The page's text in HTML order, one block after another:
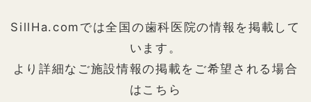
SillHa.comでは全国の歯科医院の情報を掲載して
います。
より詳細なご施設情報の掲載をご希望される場合
はこちら